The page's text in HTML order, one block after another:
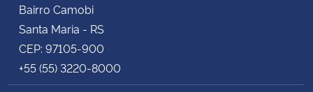
Secretaria de Governo
Gabinete de Segurança Institucional
Advocacia-Geral da União
Bairro Camobi
Santa Maria - RS
CEP: 97105-900
+55 (55) 3220-8000